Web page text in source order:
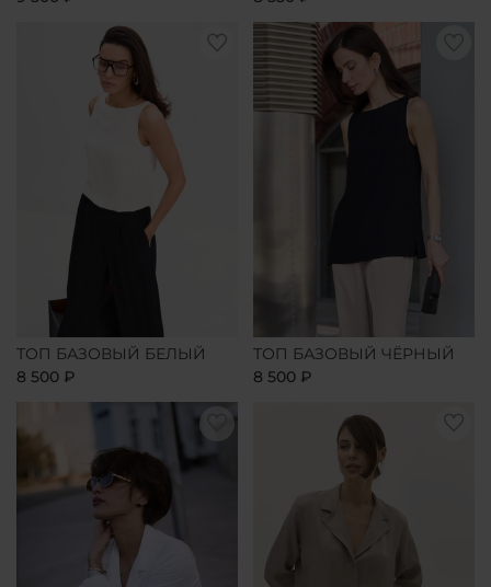
ТОП БАЗОВЫЙ БЕЛЫЙ
8 500 ₽
ТОП БАЗОВЫЙ ЧЁРНЫЙ
8 500 ₽